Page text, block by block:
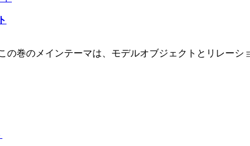
の巻のメインテーマは、モデルオブジェクトとリレーシ